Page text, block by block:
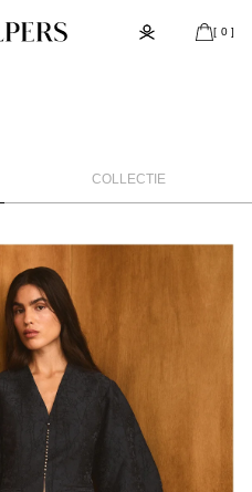
[ 0 ]
COLLECTIE